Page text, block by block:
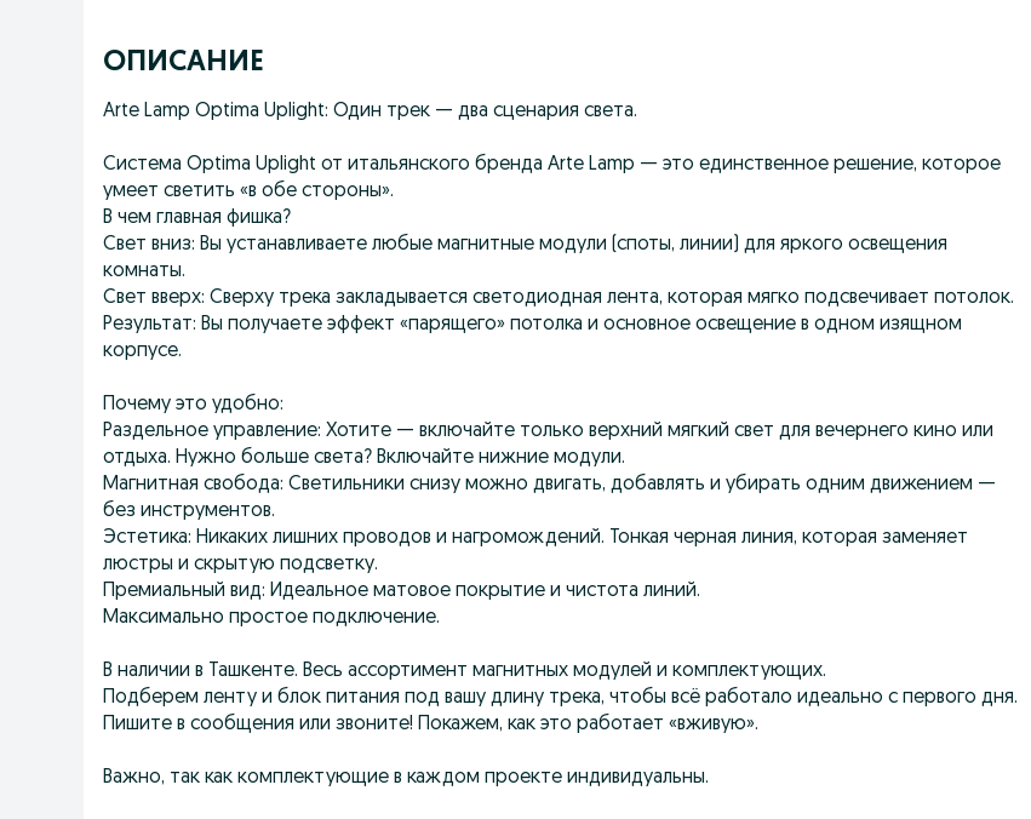
ОПИСАНИЕ
Arte Lamp Optima Uplight: Один трек — два сценария света.
Система Optima Uplight от итальянского бренда Arte Lamp — это единственное решение, которое
умеет светить «в обе стороны».
В чем главная фишка?
Свет вниз: Вы устанавливаете любые магнитные модули (споты, линии) для яркого освещения
комнаты.
Свет вверх: Сверху трека закладывается светодиодная лента, которая мягко подсвечивает потолок.
Результат: Вы получаете эффект «парящего» потолка и основное освещение в одном изящном
корпусе.
Почему это удобно:
Раздельное управление: Хотите — включайте только верхний мягкий свет для вечернего кино или
отдыха. Нужно больше света? Включайте нижние модули.
Магнитная свобода: Светильники снизу можно двигать, добавлять и убирать одним движением —
без инструментов.
Эстетика: Никаких лишних проводов и нагромождений. Тонкая черная линия, которая заменяет
люстры и скрытую подсветку.
Премиальный вид: Идеальное матовое покрытие и чистота линий.
Максимально простое подключение.
В наличии в Ташкенте. Весь ассортимент магнитных модулей и комплектующих.
Подберем ленту и блок питания под вашу длину трека, чтобы всё работало идеально с первого дня.
Пишите в сообщения или звоните! Покажем, как это работает «вживую».
Важно, так как комплектующие в каждом проекте индивидуальны.